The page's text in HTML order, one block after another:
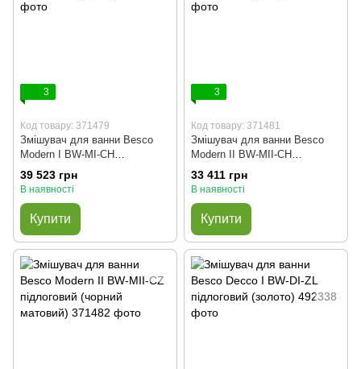
3
Код товару: 371479
Змішувач для ванни Besco
Modern I BW-MI-CH
підлоговий (хром)
39 523 грн
В наявності
Купити
3
Код товару: 371481
Змішувач для ванни Besco
Modern II BW-MII-CH
підлоговий (хром)
33 411 грн
В наявності
Купити